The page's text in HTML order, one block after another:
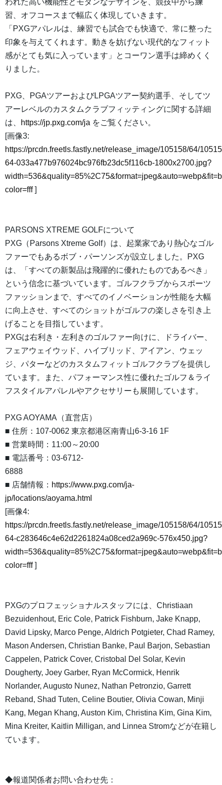
われた高い機能性とモダンなデザインを、競技中から練
習、オフコースまで幅広く体現していきます。
「PXGアパレルは、練習でも試合でも快適で、常に整った
印象を与えてくれます。動きを妨げない現代的なフィット
感がとても気に入っています」とコーワン選手は締めくく
りました。
PXG、PGAツアーおよびLPGAツアー契約選手、そしてツ
アーレベルのカスタムクラブフィッティングに関する詳細
は、
https://jp.pxg.com/ja をご覧ください。
[画像3:
https://prcdn.freetls.fastly.net/release_image/105158/64/
64-033a477b976024bc976fb23dc5f116cb-1800x2700.jpg?
color=fff]
PARSONS XTREME GOLFについて
PXG（Parsons Xtreme Golf）は、起業家であり熱心なゴル
ファーでもあるボブ・パーソンズが設立しました。PXG
は、「すべての新製品は飛躍的に優れたものであるべき」
という信念に基づいています。ゴルフクラブからスポーツ
ファッションまで、すべてのイノベーションが性能を大幅
に向上させ、すべてのショットがゴルフの楽しさを引き上
げることを目指しています。
PXGは右利き・左利きのゴルファー向けに、ドライバー、
フェアウェイウッド、ハイブリッド、アイアン、ウェッ
ジ、パターなどのカスタムフィットゴルフクラブを提供し
ています。また、パフォーマンス性に優れたゴルフ＆ライ
フスタイルアパレルやアクセサリーも展開しています。
PXG AOYAMA（直営店）
■ 住所：107-0062 東京都港区南青山6-3-16 1F
■ 営業時間：11:00～20:00
■ 電話番号：03-6712-
6888
■ 店舗情報： https://www.pxg.com/ja-
jp/locations/aoyama.html
[画像4:
https://prcdn.freetls.fastly.net/release_image/105158/64/
64-c283646c4e62d2261824a08ced2a969c-576x450.jpg?
color=fff]
PXGのプロフェッショナルスタッフには、Christiaan
Bezuidenhout, Eric Cole, Patrick Fishburn, Jake Knapp,
David Lipsky, Marco Penge, Aldrich Potgieter, Chad Ramey,
Mason Andersen, Christian Banke, Paul Barjon, Sebastian
Cappelen, Patrick Cover, Cristobal Del Solar, Kevin
Dougherty, Joey Garber, Ryan McCormick, Henrik
Norlander, Augusto Nunez, Nathan Petronzio, Garrett
Reband, Shad Tuten, Celine Boutier, Olivia Cowan, Minji
Kang, Megan Khang, Auston Kim, Christina Kim, Gina Kim,
Mina Kreiter, Kaitlin Milligan, and Linnea Stromなどが在籍し
ています。
◆報道関係者お問い合わせ先：